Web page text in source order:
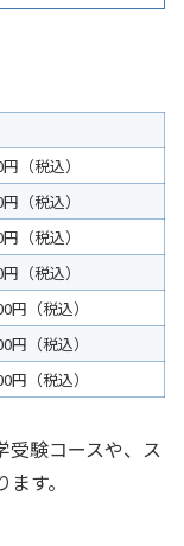
（税込）
（税込）
（税込）
（税込）
円（税込）
円（税込）
円（税込）
受験コースや、ス
す。